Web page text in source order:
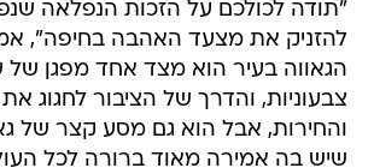
"תודה לכולכם על הזכות הנפלאה
להזניק את מצעד האהבה בחיפה",
הגאווה בעיר הוא מצד אחד מפגן
צבעוניות, והדרך של הציבור לחגוג
והחירות, אבל הוא גם מסע קצר של
שיש בה אמירה מאוד ברורה לכל